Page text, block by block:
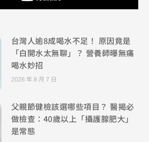
台灣人逾8成喝水不足！ 原因竟是
「白開水太無聊」？ 營養師曝無痛
喝水妙招
2026 年 8 月 7 日
父親節健檢該選哪些項目？ 醫揭必
做檢查：40歲以上「攝護腺肥大」
是常態